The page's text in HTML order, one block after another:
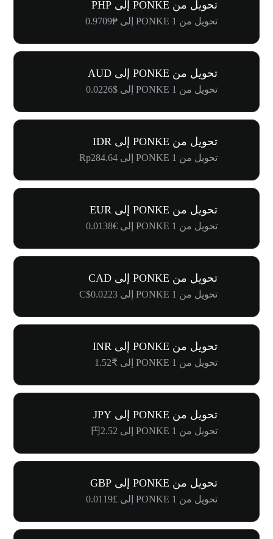
تحويل من PONKE إلى PHP
تحويل من 1 PONKE إلى ₱0.9709
تحويل من PONKE إلى AUD
تحويل من 1 PONKE إلى $0.0226
تحويل من PONKE إلى IDR
تحويل من 1 PONKE إلى Rp284.64
تحويل من PONKE إلى EUR
تحويل من 1 PONKE إلى €0.0138
تحويل من PONKE إلى CAD
تحويل من 1 PONKE إلى C$0.0223
تحويل من PONKE إلى INR
تحويل من 1 PONKE إلى ₹1.52
تحويل من PONKE إلى JPY
تحويل من 1 PONKE إلى 円2.52
تحويل من PONKE إلى GBP
تحويل من 1 PONKE إلى £0.0119